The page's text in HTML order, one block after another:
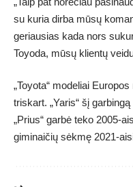
su kuria dirba mūsų
geriausias kada nors
Toyoda, mūsų klientų
„Toyota“ modeliai
triskart. „Yaris“ šį
„Prius“ garbė teko 2005-
giminaičių sėkmę 2021-